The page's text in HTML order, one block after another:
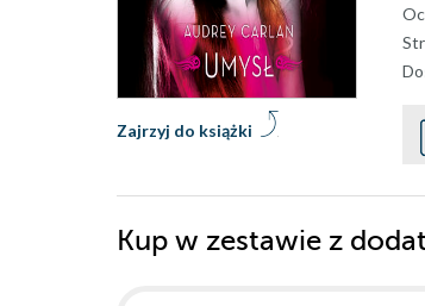
Zajrzyj do książki
Kup w zestawie z